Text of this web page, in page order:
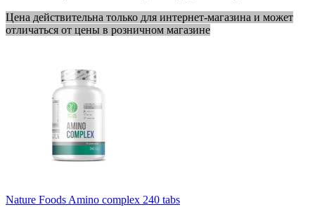
Цена действительна только для интернет-магазина и может
отличаться от цены в розничном магазине
Nature Foods Amino complex 240 tabs